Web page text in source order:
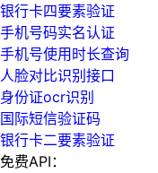
银行卡四要素验证
手机号码实名认证
手机号使用时长查询
人脸对比识别接口
身份证ocr识别
国际短信验证码
银行卡二要素验证
免费API：